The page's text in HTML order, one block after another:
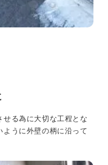
る為に大切な工程とな
ように外壁の柄に沿って